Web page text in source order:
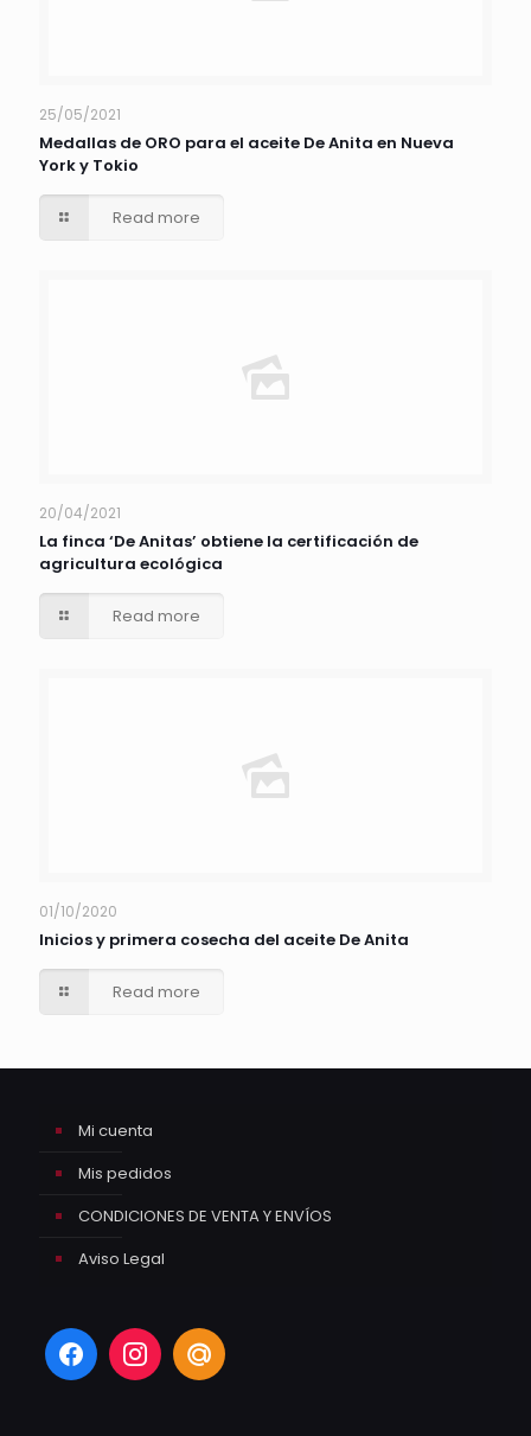
25/05/2021
Medallas de ORO para el aceite De Anita en Nueva
York y Tokio
Read more
20/04/2021
La finca ‘De Anitas’ obtiene la certificación de
agricultura ecológica
Read more
01/10/2020
Inicios y primera cosecha del aceite De Anita
Read more
Mi cuenta
Mis pedidos
CONDICIONES DE VENTA Y ENVÍOS
Aviso Legal